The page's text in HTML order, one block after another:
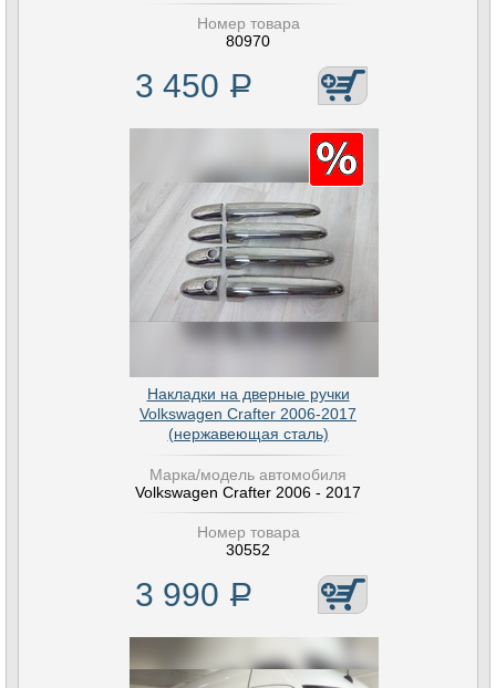
Номер товара
80970
3 450 Р
Накладки на дверные ручки
Volkswagen Crafter 2006-2017
(нержавеющая сталь)
Марка/модель автомобиля
Volkswagen Crafter 2006 - 2017
Номер товара
30552
3 990 Р